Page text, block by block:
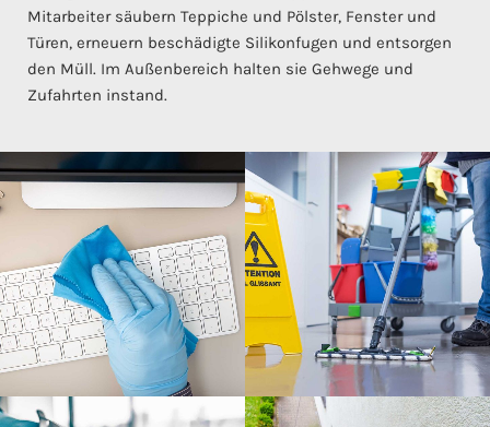
Mitarbeiter säubern Teppiche und Pölster, Fenster und
Türen, erneuern beschädigte Silikonfugen und entsorgen
den Müll. Im Außenbereich halten sie Gehwege und
Zufahrten instand.